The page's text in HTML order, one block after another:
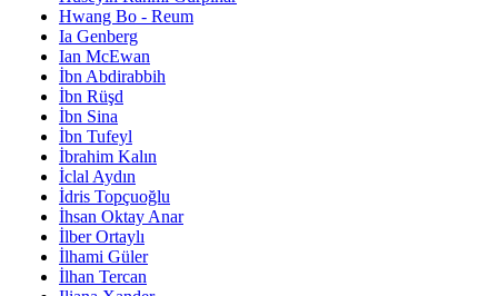
Hwang Bo - Reum
Ia Genberg
Ian McEwan
İbn Abdirabbih
İbn Rüşd
İbn Sina
İbn Tufeyl
İbrahim Kalın
İclal Aydın
İdris Topçuoğlu
İhsan Oktay Anar
İlber Ortaylı
İlhami Güler
İlhan Tercan